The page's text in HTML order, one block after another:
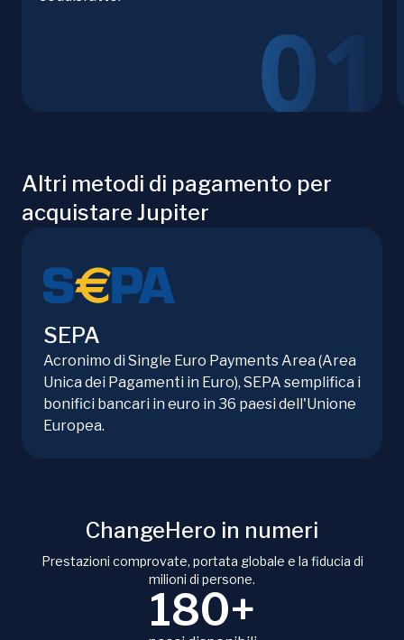
Altri metodi di pagamento per
acquistare Jupiter
SEPA
Acronimo di Single Euro Payments Area (Area
Unica dei Pagamenti in Euro), SEPA semplifica i
bonifici bancari in euro in 36 paesi dell'Unione
Europea.
ChangeHero in numeri
Prestazioni comprovate, portata globale e la fiducia di
milioni di persone.
180+